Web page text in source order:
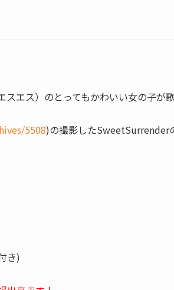
エス）のとってもかわいい女の子が
5508)の撮影したSweetSurrender
き)